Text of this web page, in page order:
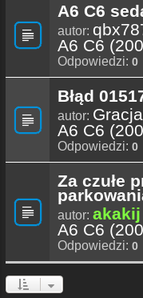
A6 C6
autor:
A6 C6
Odpowiedzi: 0
Błąd
autor:
A6 C6
Odpowiedzi: 0
Za czułe
autor: akakij
A6 C6
Odpowiedzi: 0